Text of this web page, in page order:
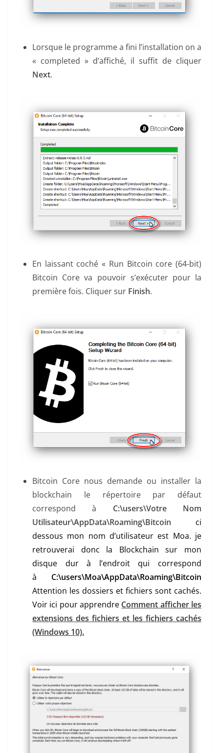
Lorsque le programme a fini l’installation on a
« completed » d’affiché, il suffit de cliquer
Next.
En laissant coché « Run Bitcoin core (64-bit)
Bitcoin Core va pouvoir s’exécuter pour la
première fois. Cliquer sur Finish.
Bitcoin Core nous demande ou installer la
blockchain le répertoire par défaut
correspond à C:\users\Votre Nom
Utilisateur\AppData\Roaming\Bitcoin ci
dessous mon nom d’utilisateur est Moa. je
retrouverai donc la Blockchain sur mon
disque dur à l’endroit qui correspond
à C:\users\Moa\AppData\Roaming\Bitcoin
Attention les dossiers et fichiers sont cachés.
Voir ici pour apprendre Comment afficher les
extensions des fichiers et les fichiers cachés
(Windows 10).